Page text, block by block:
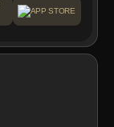
APP STORE